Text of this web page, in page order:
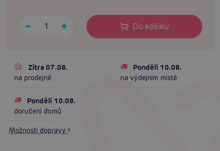
Do košíku
Zítra 07.08.
na prodejně
Pondělí 10.08.
na výdejním místě
Pondělí 10.08.
doručení domů
Možnosti dopravy